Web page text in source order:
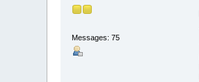
Messages: 75